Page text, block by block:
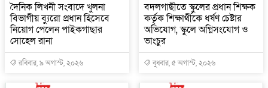
দৈনিক লিখনী সংবাদে খুলনা
বিভাগীয় ব্যুরো প্রধান হিসেবে
নিয়োগ পেলেন পাইকগাছার
সোহেল রানা
রবিবার, ৯ অগাস্ট, ২০২৬
বদলগাছীতে স্কুলের প্রধান শিক্ষক
কর্তৃক শিক্ষার্থীকে ধর্ষণ চেষ্টার
অভিযোগ, স্কুলে অগ্নিসংযোগ ও
ভাংচুর
বুধবার, ৫ অগাস্ট, ২০২৬